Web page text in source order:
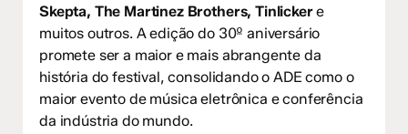
Skepta, The Martinez Brothers, Tinlickere
muitos outros. A edição do 30º aniversário
promete ser a maior e mais abrangente da
história do festival, consolidando o ADE como o
maior evento de música eletrônica e conferência
da indústria do mundo.